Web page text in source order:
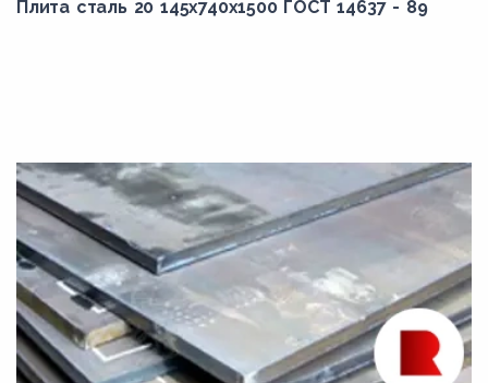
Плита сталь 20 145x740x1500 ГОСТ 14637 - 89